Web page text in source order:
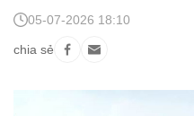
chia sẻ
05-07-2026 18:10